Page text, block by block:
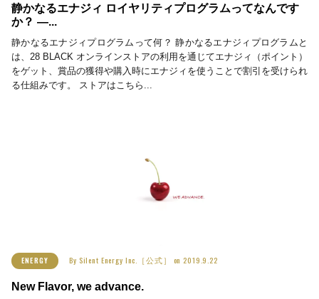
静かなるエナジィ ロイヤリティプログラムってなんです
か？ ―...
静かなるエナジィプログラムって何？ 静かなるエナジィプログラムと
は、28 BLACK オンラインストアの利用を通じてエナジィ（ポイント）
をゲット、賞品の獲得や購入時にエナジィを使うことで割引を受けられ
る仕組みです。 ストアはこちら...
ENERGY By Silent Energy Inc.［公式］ on2019.9.22
New Flavor, we advance.